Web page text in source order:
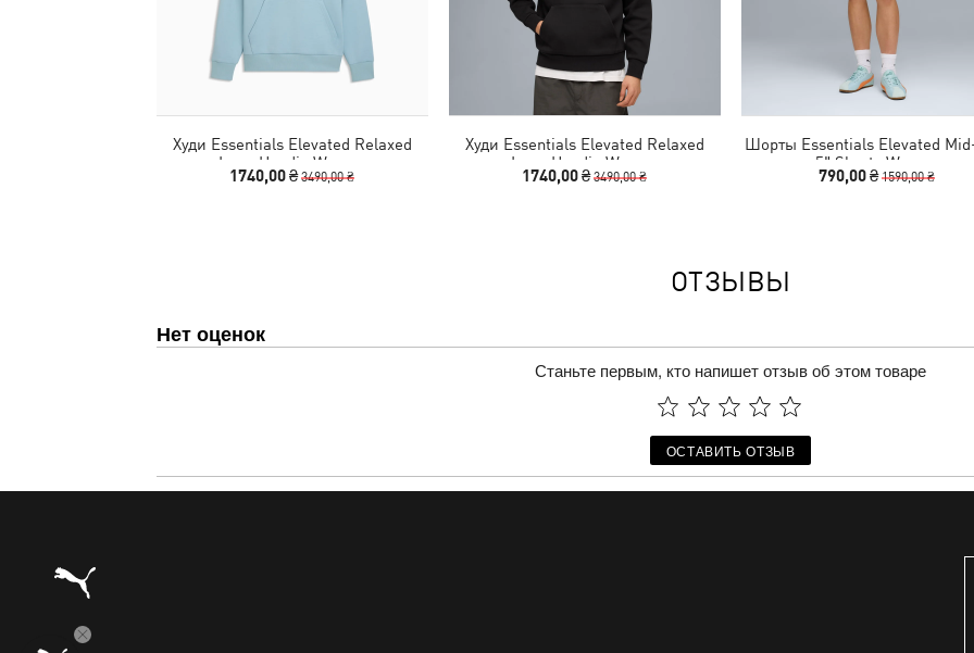
Худи Essentials Elevated Relaxed
Logo Hoodie Women
1740,00 ₴3490,00 ₴
Худи Essentials Elevated Relaxed
Logo Hoodie Women
1740,00 ₴3490,00 ₴
Шорты Essentials Elevated
5" Shorts Women
790,00 ₴1590,00 ₴
ОТЗЫВЫ
Нет оценок
Станьте первым, кто напишет отзыв об этом товаре
ОСТАВИТЬ ОТЗЫВ